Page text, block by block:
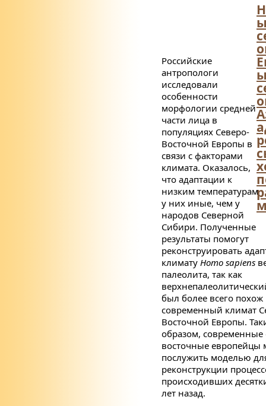
Российские
антропологи
исследовали
особенности
морфологии средней
части лица в
популяциях Северо-
Восточной Европы в
связи с факторами
климата. Оказалось,
что адаптации к
низким температурам
у них иные, чем у
народов Северной
Сибири. Полученные
результаты помогут
реконструировать
климату Homo sapiens
палеолита, так как
был более всего похож
современный климат
Восточной Европы.
образом, современные
восточные европейцы
послужить моделью
реконструкции
происходивших
лет назад.